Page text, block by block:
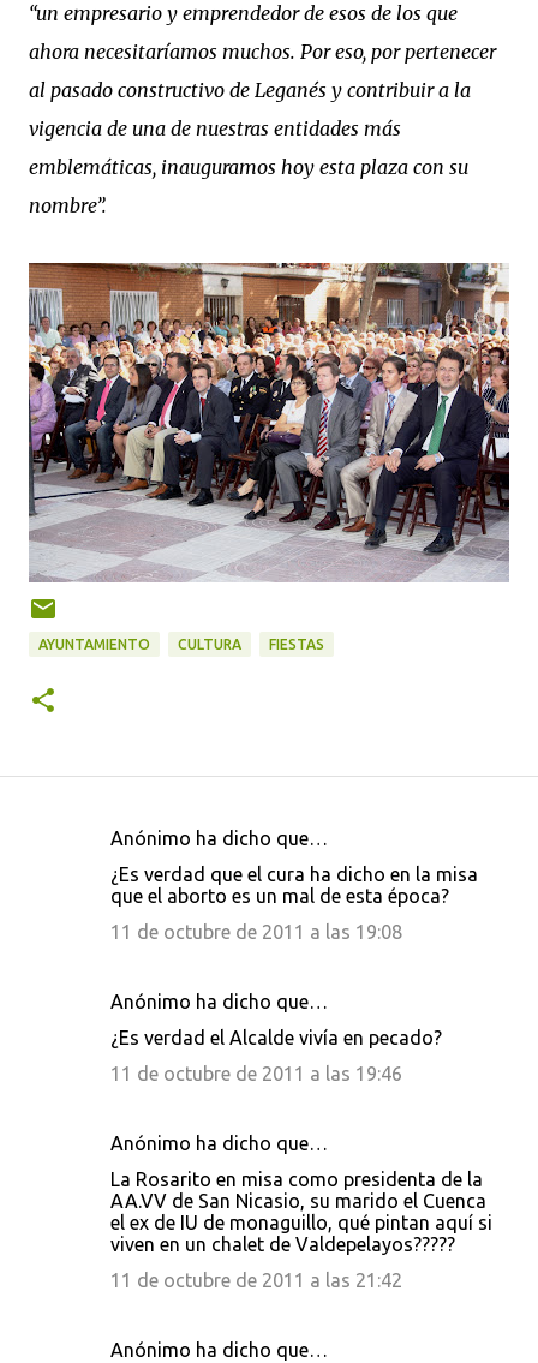
“un empresario y emprendedor de esos de los que
ahora necesitaríamos muchos. Por eso, por pertenecer
al pasado constructivo de Leganés y contribuir a la
vigencia de una de nuestras entidades más
emblemáticas, inauguramos hoy esta plaza con su
nombre”.
AYUNTAMIENTO CULTURA FIESTAS
Anónimo ha dicho que…
¿Es verdad que el cura ha dicho en la misa
que el aborto es un mal de esta época?
11 de octubre de 2011 a las 19:08
Anónimo ha dicho que…
¿Es verdad el Alcalde vivía en pecado?
11 de octubre de 2011 a las 19:46
Anónimo ha dicho que…
La Rosarito en misa como presidenta de la
AA.VV de San Nicasio, su marido el Cuenca
el ex de IU de monaguillo, qué pintan aquí si
viven en un chalet de Valdepelayos?????
11 de octubre de 2011 a las 21:42
Anónimo ha dicho que…